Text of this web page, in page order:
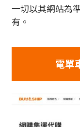
一切以其網站為
有。
電單